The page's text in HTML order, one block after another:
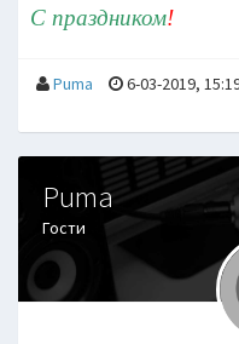
С праздником!
Puma 6-03-2019,
Puma
Гости